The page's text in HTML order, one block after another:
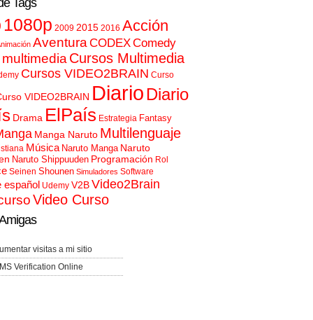
Tags
1080p 2009 2015 2016 Acción
AventuraCODEXComedy
Cursos Multimedia
Cursos VIDEO2BRAIN Curso
VIDEO2BRAIN Diario Diario
Drama ElPaís Estrategia Fantasy
Manga Naruto Multilenguaje
Música Naruto Manga Naruto
Naruto Shippuuden Programación Rol
Seinen Shounen Simuladores Software
español Udemy V2BVideo2Brain
Video Curso
visitas a mi sitio
Verification Online